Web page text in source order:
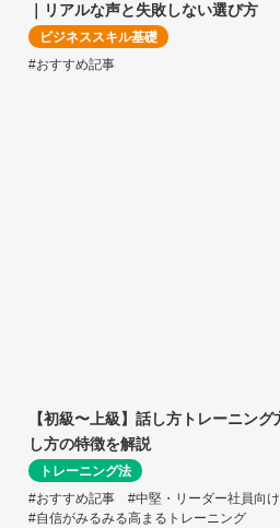
｜リアルな声と失敗しない選び方
ビジネススキル基礎
#おすすめ記事
【初級〜上級】話し方トレーニン
し方の特徴を解説
トレーニング法
#おすすめ記事
#中堅・リーダー社員向け
#自信がみるみる高まるトレーニング